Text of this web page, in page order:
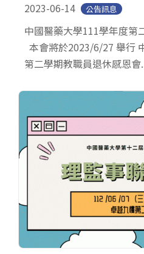
2023-06-14 公告訊息
中國醫藥大學111學年度第
本會將於2023/6/27 舉行
第二學期教職員退休感恩會